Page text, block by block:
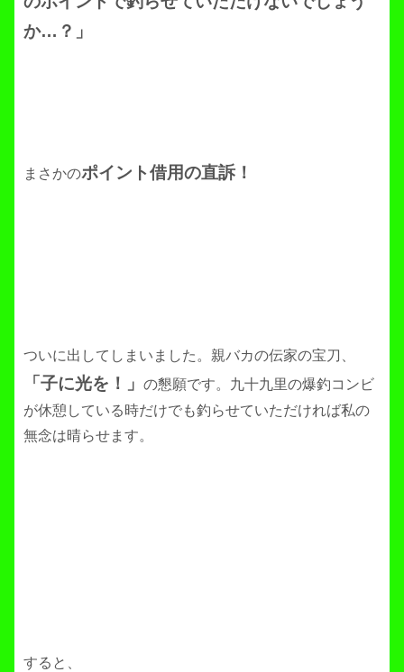
か…？」
まさかのポイント借用の直訴！
ついに出してしまいました。親バカの伝家の宝刀、
「子に光を！」 の懇願です。九十九里の爆釣コンビ
が休憩している時だけでも釣らせていただければ私の
無念は晴らせます。
すると、